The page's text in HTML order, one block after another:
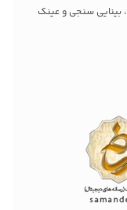
قم، میدان جانبازان، بین نیایش 4 و 6، بینایی سنجی و عینک